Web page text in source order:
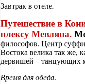
Завтрак в отеле.
Путешествие в
плексу Мевляна.
философов. Центр
Востока велика так же,
дервишей – танцующих
Время для обеда.